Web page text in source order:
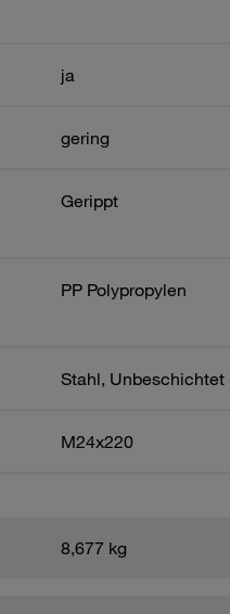
ja
gering
Gerippt
PP Polypropylen
Stahl, Unbeschichtet
M24x220
8,677 kg